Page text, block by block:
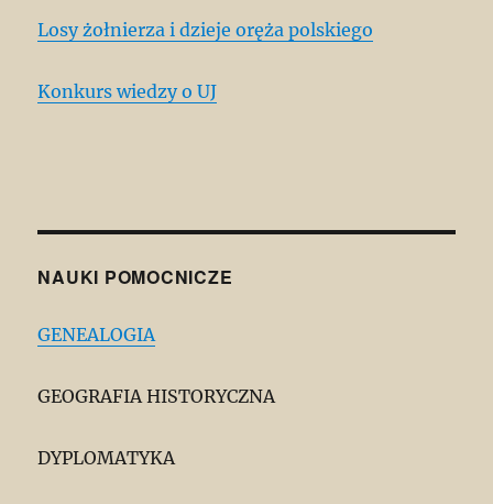
Losy żołnierza i dzieje oręża polskiego
Konkurs wiedzy o UJ
NAUKI POMOCNICZE
GENEALOGIA
GEOGRAFIA HISTORYCZNA
DYPLOMATYKA